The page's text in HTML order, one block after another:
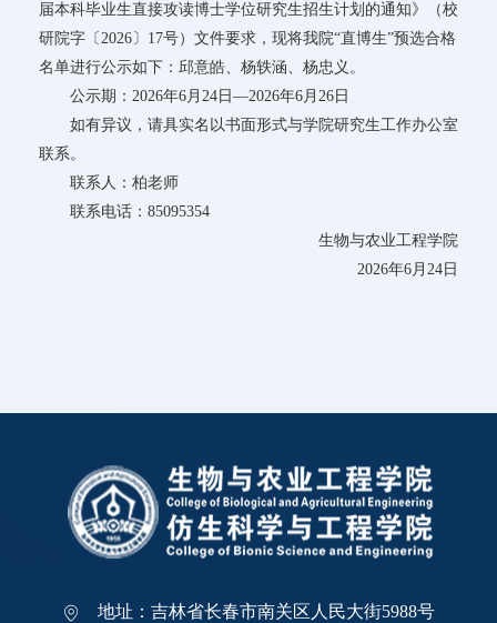
届本科毕业生直接攻读博士学位研究生招生计划的通知》（校
研院字〔2026〕17号）文件要求，现将我院“直博生”预选合格
名单进行公示如下：邱意皓、杨轶涵、杨忠义。
公示期：2026年6月24日—2026年6月26日
如有异议，请具实名以书面形式与学院研究生工作办公室
联系。
联系人：柏老师
联系电话：85095354
生物与农业工程学院
2026年6月24日
地址：吉林省长春市南关区人民大街5988号